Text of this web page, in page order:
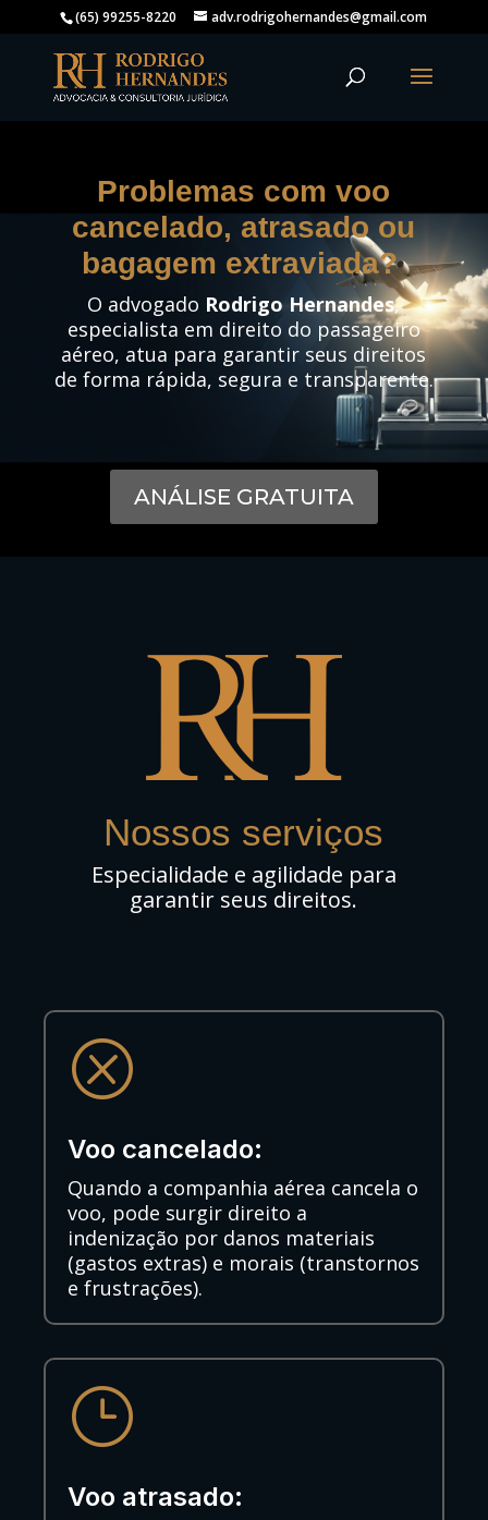
(65) 99255-8220 adv.rodrigohernandes@gmail.com
Problemas com voo
cancelado, atrasado ou
bagagem extraviada?
O advogado Rodrigo Hernandes,
especialista em direito do passageiro
aéreo, atua para garantir seus direitos
de forma rápida, segura e transparente.
ANÁLISE GRATUITA
Nossos serviços
Especialidade e agilidade para
garantir seus direitos.
Q
Voo cancelado:
Quando a companhia aérea cancela o
voo, pode surgir direito a
indenização por danos materiais
(gastos extras) e morais (transtornos
e frustrações).
}
Voo atrasado: